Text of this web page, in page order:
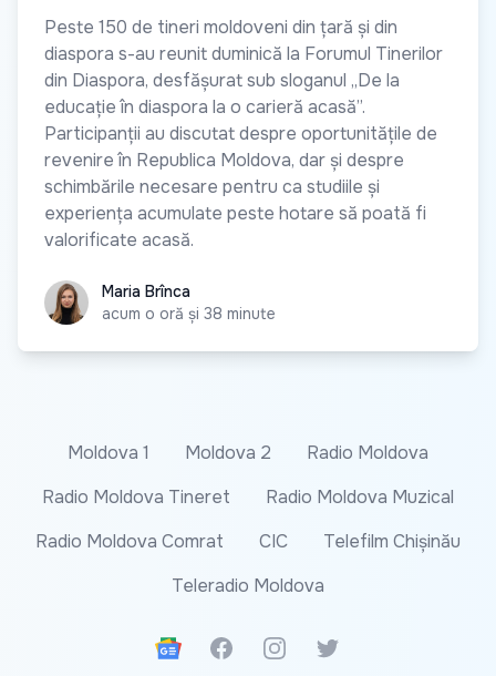
Peste 150 de tineri moldoveni din țară și din
diaspora s-au reunit duminică la Forumul Tinerilor
din Diaspora, desfășurat sub sloganul „De la
educație în diaspora la o carieră acasă”.
Participanții au discutat despre oportunitățile de
revenire în Republica Moldova, dar și despre
schimbările necesare pentru ca studiile și
experiența acumulate peste hotare să poată fi
valorificate acasă.
Maria BrîncaMaria Brînca
acum o oră și 38 minute
Moldova 1 Moldova 2
Radio Moldova
Radio Moldova Tineret
Radio Moldova Muzical
Radio Moldova Comrat
CIC
Telefilm Chișinău
Teleradio Moldova
Google News
FacebookInstagramTwitter